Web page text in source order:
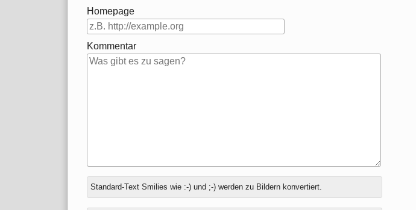
Homepage
Kommentar
Antwort
zu
Standard-Text Smilies wie :-) und ;-) werden zu Bildern konvertiert.